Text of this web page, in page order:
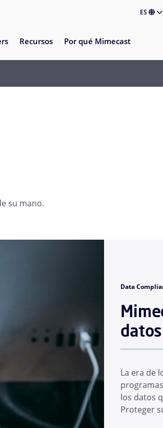
ES
Recursos Por qué Mimecast
su mano.
Data
La era de
los datos
Proteger